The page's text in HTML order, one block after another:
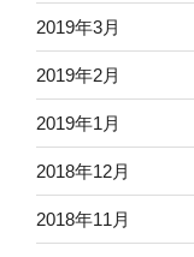
2019年3月
2019年2月
2019年1月
2018年12月
2018年11月